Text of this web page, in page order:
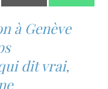
à Genève
dit vrai,